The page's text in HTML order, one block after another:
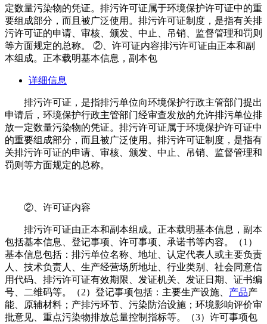
定数量污染物的凭证。排污许可证属于环境保护许可证中的重
要组成部分，而且被广泛使用。排污许可证制度，是指有关排
污许可证的申请、审核、颁发、中止、吊销、监督管理和罚则
等方面规定的总称。 ②、许可证内容排污许可证由正本和副
本组成。正本载明基本信息，副本包
详细信息
排污许可证，是指排污单位向环境保护行政主管部门提出
申请后，环境保护行政主管部门经审查发放的允许排污单位排
放一定数量污染物的凭证。排污许可证属于环境保护许可证中
的重要组成部分，而且被广泛使用。排污许可证制度，是指有
关排污许可证的申请、审核、颁发、中止、吊销、监督管理和
罚则等方面规定的总称。
②、许可证内容
排污许可证由正本和副本组成。正本载明基本信息，副本
包括基本信息、登记事项、许可事项、承诺书等内容。（1）
基本信息包括：排污单位名称、地址、认定代表人或主要负责
人、技术负责人、生产经营场所地址、行业类别、社会同意信
用代码、排污许可证有效期限、发证机关、发证日期、证书编
号、二维码等。（2）登记事项包括：主要生产设施、 产品产
能、原辅材料；产排污环节、污染防治设施；环境影响评价审
批意见、重点污染物排放总量控制指标等。（3）许可事项包